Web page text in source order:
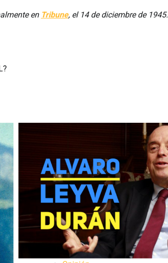
en Tribune, el 14 de diciembre de 1945.